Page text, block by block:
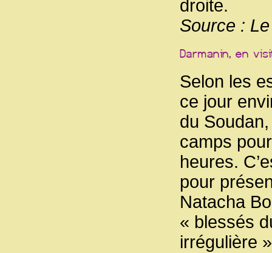
droite.
Source :
Selon les
ce jour
du
camps
heures.
pour
Natacha
« blessés
irrégulière